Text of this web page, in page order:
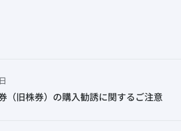
（旧株券）の購入勧誘に関するご注意